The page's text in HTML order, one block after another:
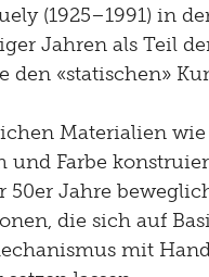
(1925–1991) in
Jahren als Teil
den «statischen»
Materialien wie
und Farbe
50er Jahre
die sich auf
mit